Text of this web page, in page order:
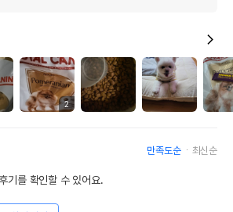
2
만족도순 최신순
기를 확인할 수 있어요.